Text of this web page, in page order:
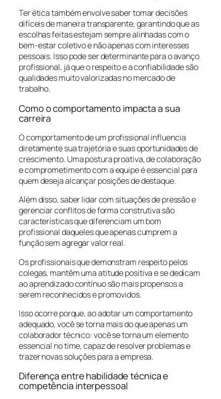
Ter ética também envolve saber tomar decisões
difíceis de maneira transparente, garantindo que as
escolhas feitas estejam sempre alinhadas com o
bem-estar coletivo e não apenas com interesses
pessoais. Isso pode ser determinante para o avanço
profissional, já que o respeito e a confiabilidade são
qualidades muito valorizadas no mercado de
trabalho.
Como o comportamento impacta a sua
carreira
O comportamento de um profissional influencia
diretamente sua trajetória e suas oportunidades de
crescimento. Uma postura proativa, de colaboração
e comprometimento com a equipe é essencial para
quem deseja alcançar posições de destaque.
Além disso, saber lidar com situações de pressão e
gerenciar conflitos de forma construtiva são
características que diferenciam um bom
profissional daqueles que apenas cumprem a
função sem agregar valor real.
Os profissionais que demonstram respeito pelos
colegas, mantêm uma atitude positiva e se dedicam
ao aprendizado contínuo são mais propensos a
serem reconhecidos e promovidos.
Isso ocorre porque, ao adotar um comportamento
adequado, você se torna mais do que apenas um
colaborador técnico: você se torna um elemento
essencial no time, capaz de resolver problemas e
trazer novas soluções para a empresa.
Diferença entre habilidade técnica e
competência interpessoal